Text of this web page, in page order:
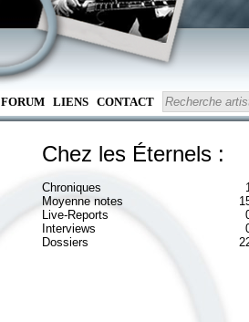
FORUM LIENS CONTACT
Chez les Éternels :
Chroniques
Moyenne notes
Live-Reports
Interviews
Dossiers